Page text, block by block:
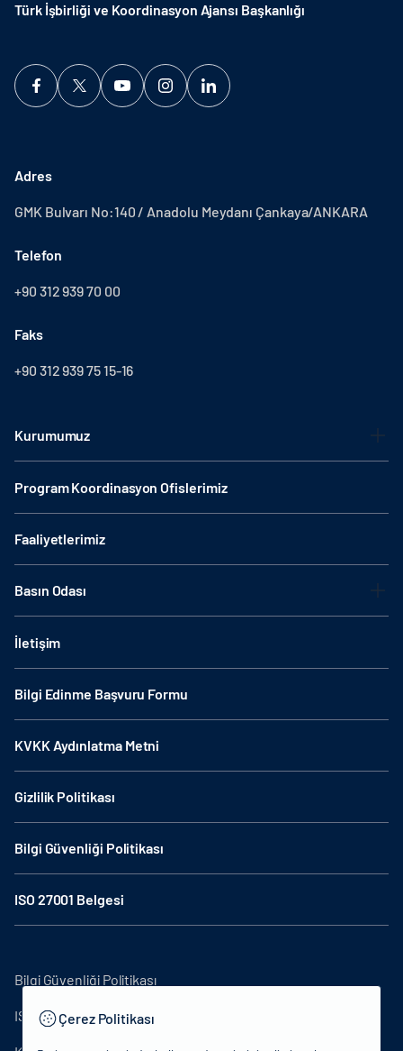
Türk İşbirliği ve Koordinasyon Ajansı Başkanlığı
Adres
GMK Bulvarı No:140 / Anadolu Meydanı Çankaya/ANKARA
Telefon
+90 312 939 70 00
Faks
+90 312 939 75 15-16
Kurumumuz
Program Koordinasyon Ofislerimiz
Faaliyetlerimiz
Basın Odası
İletişim
Bilgi Edinme Başvuru Formu
KVKK Aydınlatma Metni
Gizlilik Politikası
Bilgi Güvenliği Politikası
ISO 27001 Belgesi
Bilgi Güvenliği Politikası
ISO27001Çerez Politikası